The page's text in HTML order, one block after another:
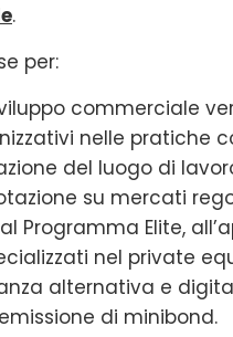
.
per:
commerciale
nelle pratiche
del luogo di
su mercati
Programma Elite,
nel private
alternativa e
di minibond.